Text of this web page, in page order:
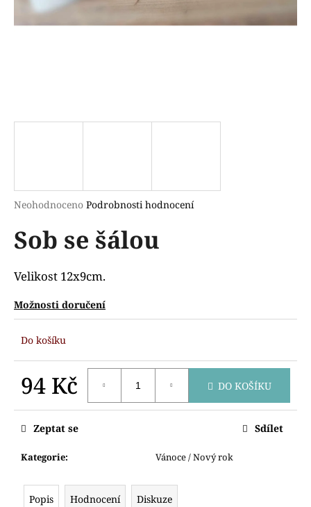
Průměrné
produktu
je
z
5
Neohodnoceno Podrobnosti hodnocení
Sob se šálou
Velikost 12x9cm.
Možnosti doručení
Do košíku
94 Kč DO KOŠÍKU
Kategorie: Vánoce / Nový rok
Zeptat se Sdílet
Popis Hodnocení Diskuze
o
p
o
r
u
č
e
m
VYKRAJOVÁTKA
74